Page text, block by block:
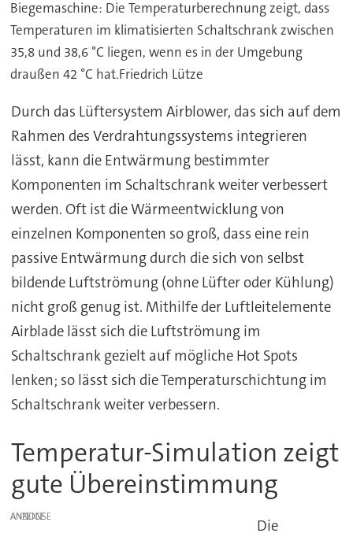
Biegemaschine: Die Temperaturberechnung zeigt, dass
Temperaturen im klimatisierten Schaltschrank zwischen
35,8 und 38,6 °C liegen, wenn es in der Umgebung
draußen 42 °C hat.Friedrich Lütze
Durch das Lüftersystem Airblower, das sich auf dem
Rahmen des Verdrahtungssystems integrieren
lässt, kann die Entwärmung bestimmter
Komponenten im Schaltschrank weiter verbessert
werden. Oft ist die Wärmeentwicklung von
einzelnen Komponenten so groß, dass eine rein
passive Entwärmung durch die sich von selbst
bildende Luftströmung (ohne Lüfter oder Kühlung)
nicht groß genug ist. Mithilfe der Luftleitelemente
Airblade lässt sich die Luftströmung im
Schaltschrank gezielt auf mögliche Hot Spots
lenken; so lässt sich die Temperaturschichtung im
Schaltschrank weiter verbessern.
Temperatur-Simulation zeigt
gute Übereinstimmung
ANZEIGE
Die